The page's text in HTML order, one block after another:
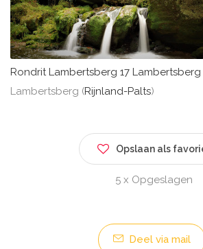
Rondrit Lambertsberg 17
Lambertsberg (Rijnland-Palts)
Opslaan als
5 x Opgeslagen
Deel via mail